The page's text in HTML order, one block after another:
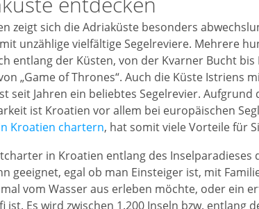
zeigt sich die Adriaküste besonders
unzählige vielfältige Segelreviere. Mehrere
entlang der Küsten, von der Kvarner Bucht
„Game of Thrones“. Auch die Küste Istriens
seit Jahren ein beliebtes Segelrevier. Aufgrund
ist Kroatien vor allem bei europäischen
Kroatien chartern, hat somit viele Vorteile für
in Kroatien entlang des Inselparadieses
geeignet, egal ob man Einsteiger ist, mit
vom Wasser aus erleben möchte, oder ein
ist. Es wird zwischen 1.200 Inseln bzw. entlang